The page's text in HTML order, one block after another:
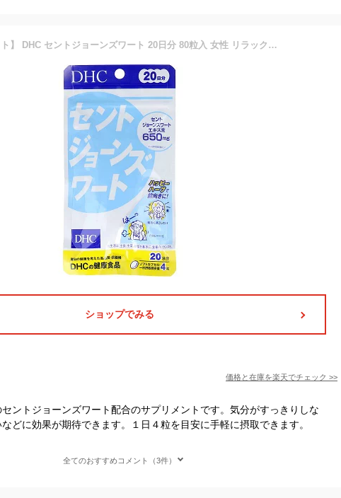
【5個セット】 DHC セントジョーンズワート 20日分 80粒入 女性 リラックス ダイエット 粒タイプ 男女 仕事 睡眠 抽選 気分すっきり 更年期 美容 気分 褥瘡 フラボノイド 栄養 男性 サプリメント 栄養補助 ハーブ イライラ 健康 タブレット ディーエイチシー
ショップでみる
価格と在庫を楽天でチェック >>
ントジョーンズワート配合のサプリメントです。気分がすっきりしな
どに効果が期待できます。１日４粒を目安に手軽に摂取できます。
全てのおすすめコメント（3件）